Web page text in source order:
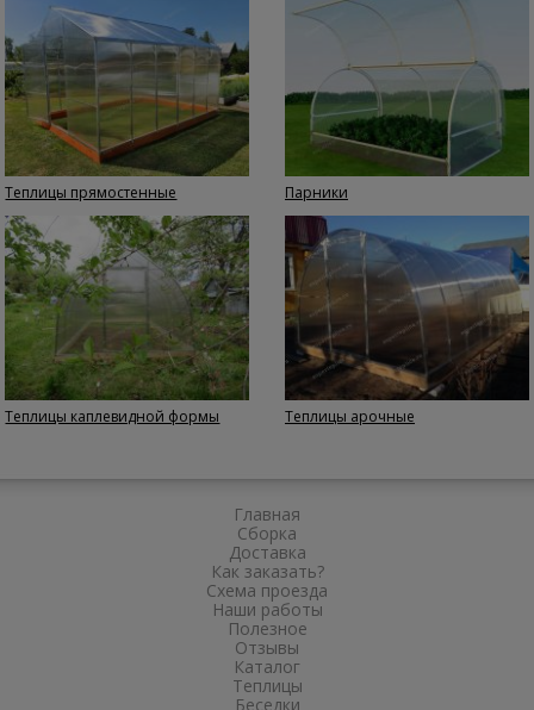
Теплицы прямостенные Парники
Теплицы каплевидной формы Теплицы арочные
Главная
Сборка
Доставка
Как заказать?
Схема проезда
Наши работы
Полезное
Отзывы
Каталог
Теплицы
Беседки